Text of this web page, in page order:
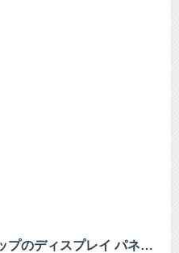
用しないようにするにはどうすればよいですか?